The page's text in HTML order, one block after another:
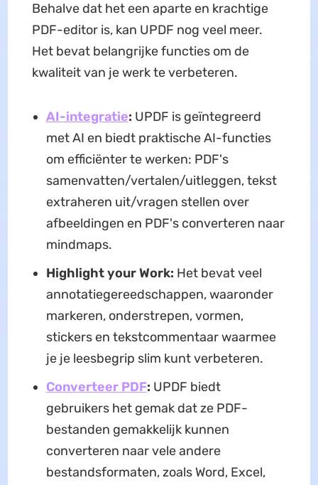
Behalve dat het een aparte en krachtige
PDF-editor is, kan UPDF nog veel meer.
Het bevat belangrijke functies om de
kwaliteit van je werk te verbeteren.
AI-integratie: UPDF is geïntegreerd
met AI en biedt praktische AI-functies
om efficiënter te werken: PDF's
samenvatten/vertalen/uitleggen, tekst
extraheren uit/vragen stellen over
afbeeldingen en PDF's converteren naar
mindmaps.
Highlight your Work: Het bevat veel
annotatiegereedschappen, waaronder
markeren, onderstrepen, vormen,
stickers en tekstcommentaar waarmee
je je leesbegrip slim kunt verbeteren.
Converteer PDF: UPDF biedt
gebruikers het gemak dat ze PDF-
bestanden gemakkelijk kunnen
converteren naar vele andere
bestandsformaten, zoals Word, Excel,